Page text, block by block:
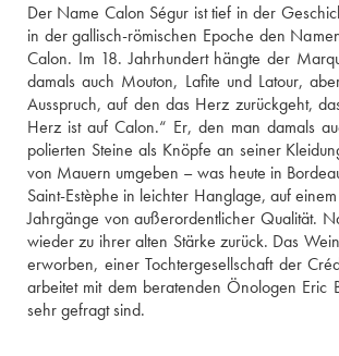
Der Name Calon Ségur ist tief in der
in der gallisch-römischen Epoche den
Calon. Im 18. Jahrhundert hängte der
damals auch Mouton, Lafite und Latour,
Ausspruch, auf den das Herz zurückgeht,
Herz ist auf Calon.“ Er, den man damals
polierten Steine als Knöpfe an seiner
von Mauern umgeben – was heute in
Saint-Estèphe in leichter Hanglage, auf
Jahrgänge von außerordentlicher Qualität.
wieder zu ihrer alten Stärke zurück. Das
erworben, einer Tochtergesellschaft der
arbeitet mit dem beratenden Önologen Eric
sehr gefragt sind.